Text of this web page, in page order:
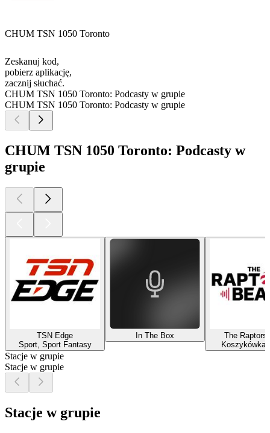
CHUM TSN 1050 Toronto
Zeskanuj kod,
pobierz aplikację,
zacznij słuchać.
CHUM TSN 1050 Toronto: Podcasty w grupie
CHUM TSN 1050 Toronto: Podcasty w grupie
CHUM TSN 1050 Toronto: Podcasty w
grupie
TSN Edge
Sport, Sport Fantasy
In The Box
The Raptors
Koszykówka,
Stacje w grupie
Stacje w grupie
Stacje w grupie